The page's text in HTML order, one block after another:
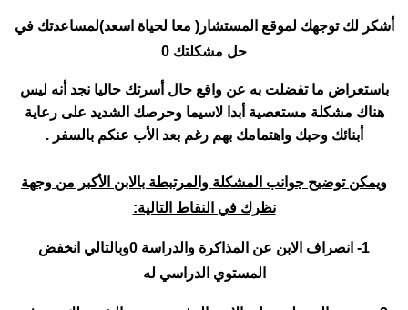
أشكر لك توجهك لموقع المستشار( معا لحياة اسعد)لمساعدتك في
حل مشكلتك 0
باستعراض ما تفضلت به عن واقع حال أسرتك حاليا نجد أنه ليس
هناك مشكلة مستعصية أبدا لاسيما وحرصك الشديد على رعاية
أبنائك وحبك واهتمامك بهم رغم بعد الأب عنكم بالسفر .
ويمكن توضيح جوانب المشكلة والمرتبطة بالابن الأكبر من وجهة
نظرك في النقاط التالية:
1- انصراف الابن عن المذاكرة والدراسة 0وبالتالي انخفض
المستوي الدراسي له